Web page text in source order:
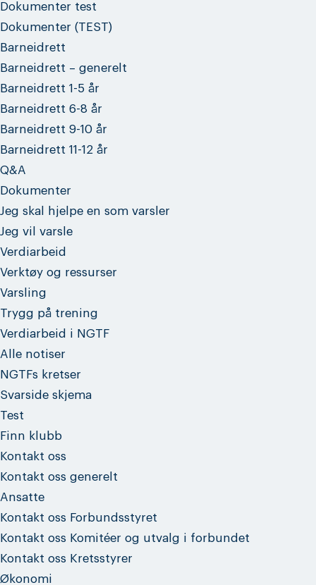
Dokumenter test
Dokumenter (TEST)
Barneidrett
Barneidrett – generelt
Barneidrett 1-5 år
Barneidrett 6-8 år
Barneidrett 9-10 år
Barneidrett 11-12 år
Q&A
Dokumenter
Jeg skal hjelpe en som varsler
Jeg vil varsle
Verdiarbeid
Verktøy og ressurser
Varsling
Trygg på trening
Verdiarbeid i NGTF
Alle notiser
NGTFs kretser
Svarside skjema
Test
Finn klubb
Kontakt oss
Kontakt oss generelt
Ansatte
Kontakt oss Forbundsstyret
Kontakt oss Komitéer og utvalg i forbundet
Kontakt oss Kretsstyrer
Økonomi